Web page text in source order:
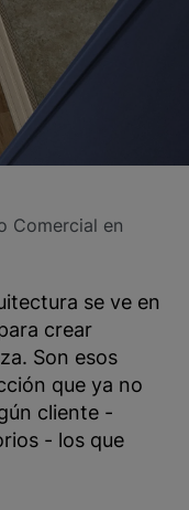
Comercial en
se ve en
crear
Son esos
que ya no
cliente -
- los que